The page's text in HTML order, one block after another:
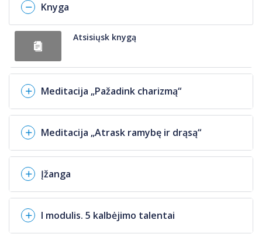
Knyga
Atsisiųsk knygą
Meditacija „Pažadink charizmą“
Meditacija „Atrask ramybę ir drąsą“
Įžanga
I modulis. 5 kalbėjimo talentai